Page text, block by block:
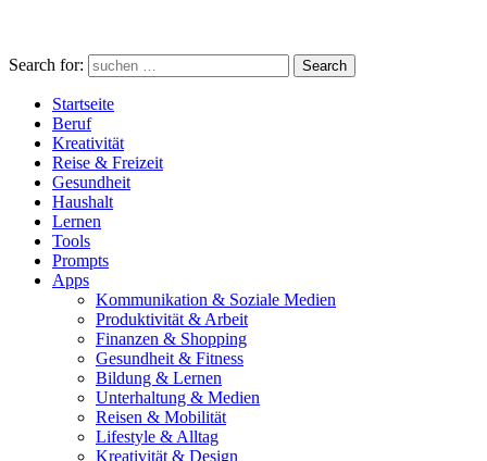
Search for: Search
Startseite
Beruf
Kreativität
Reise & Freizeit
Gesundheit
Haushalt
Lernen
Tools
Prompts
Apps
Kommunikation & Soziale Medien
Produktivität & Arbeit
Finanzen & Shopping
Gesundheit & Fitness
Bildung & Lernen
Unterhaltung & Medien
Reisen & Mobilität
Lifestyle & Alltag
Kreativität & Design